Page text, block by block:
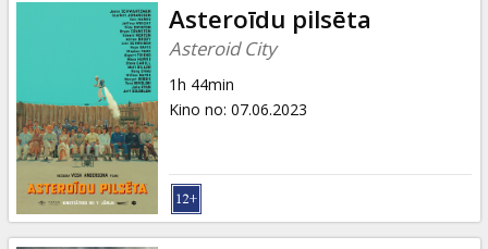
Asteroīdu pilsēta
Asteroid City
1h 44min
Kino no: 07.06.2023